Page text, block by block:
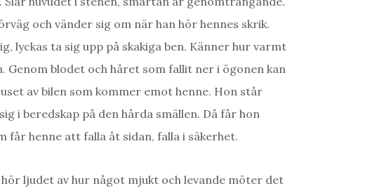
och vänder sig om när han hör hennes skrik.
lyckas ta sig upp på skakiga ben. Känner hur varmt
Genom blodet och håret som fallit ner i ögonen kan
av bilen som kommer emot henne. Hon står
i beredskap på den hårda smällen. Då får hon
får henne att falla åt sidan, falla i säkerhet.
ljudet av hur något mjukt och levande möter det